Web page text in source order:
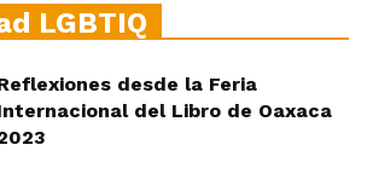
LGBTIQ
desde la Feria
del Libro de Oaxaca